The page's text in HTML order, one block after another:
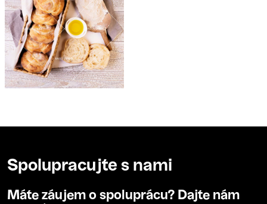
Spolupracujte s nami
Máte záujem o spoluprácu? Dajte nám